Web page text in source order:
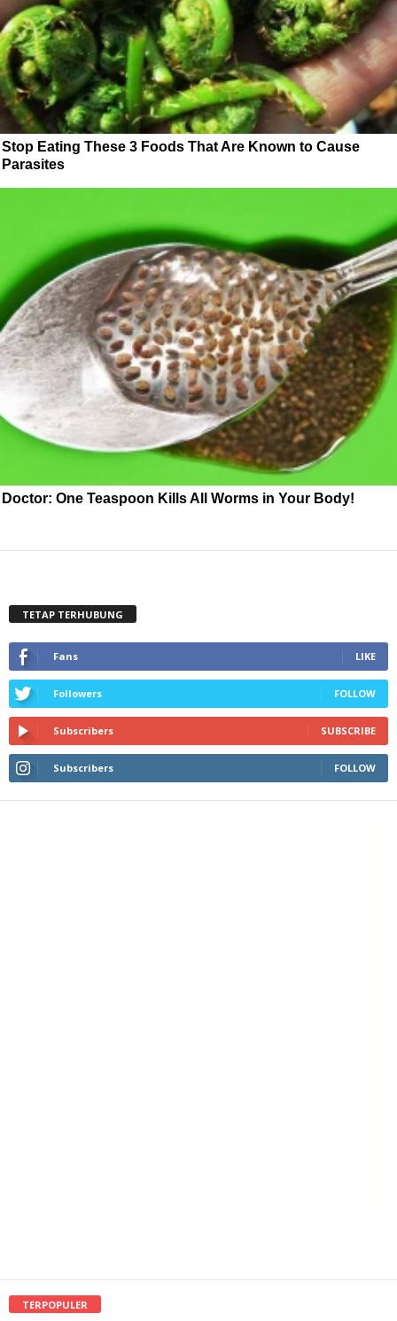
Stop Eating These 3 Foods That Are Known to Cause
Parasites
Doctor: One Teaspoon Kills All Worms in Your Body!
TETAP TERHUBUNG
Fans LIKE
Followers FOLLOW
Subscribers SUBSCRIBE
Subscribers FOLLOW
TERPOPULER